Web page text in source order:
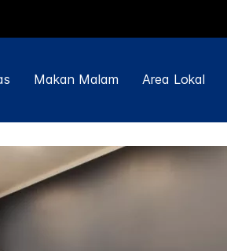
Makan Malam Area Lokal